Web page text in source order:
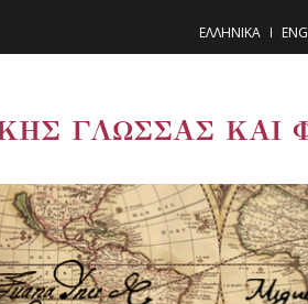
ΕΛΛΗΝΙΚΑ
ΓΛΩΣΣΑΣ ΚΑΙ